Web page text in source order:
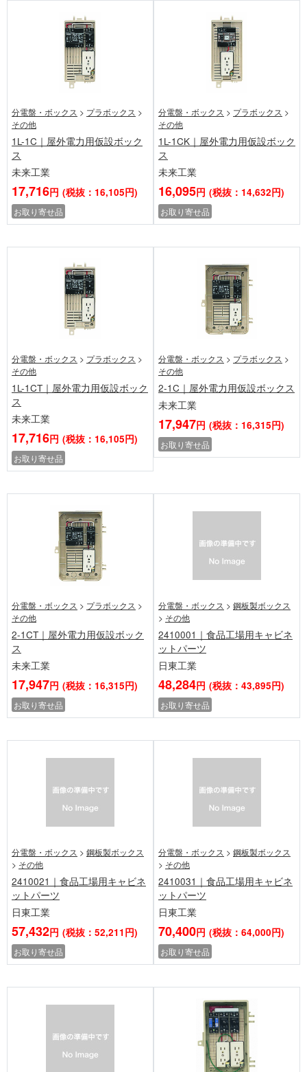
分電盤・ボックス > プラボックス >
その他
1L-1C｜屋外電力用仮設ボック
ス
未来工業
17,716円 (税抜：16,105円)
お取り寄せ品
分電盤・ボックス > プラボックス >
その他
1L-1CK｜屋外電力用仮設ボック
ス
未来工業
16,095円 (税抜：14,632円)
お取り寄せ品
分電盤・ボックス > プラボックス >
その他
1L-1CT｜屋外電力用仮設ボック
ス
未来工業
17,716円 (税抜：16,105円)
お取り寄せ品
分電盤・ボックス > プラボックス >
その他
2-1C｜屋外電力用仮設ボックス
未来工業
17,947円 (税抜：16,315円)
お取り寄せ品
分電盤・ボックス > プラボックス >
その他
2-1CT｜屋外電力用仮設ボック
ス
未来工業
17,947円 (税抜：16,315円)
お取り寄せ品
分電盤・ボックス > 鋼板製ボックス
> その他
2410001｜食品工場用キャビネ
ットパーツ
日東工業
48,284円 (税抜：43,895円)
お取り寄せ品
分電盤・ボックス > 鋼板製ボックス
> その他
2410021｜食品工場用キャビネ
ットパーツ
日東工業
57,432円 (税抜：52,211円)
お取り寄せ品
分電盤・ボックス > 鋼板製ボックス
> その他
2410031｜食品工場用キャビネ
ットパーツ
日東工業
70,400円 (税抜：64,000円)
お取り寄せ品